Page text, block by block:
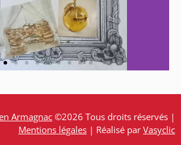
Armagnac ©2026 Tous droits réservés |
Mentions légales | Réalisé par Vasyclic